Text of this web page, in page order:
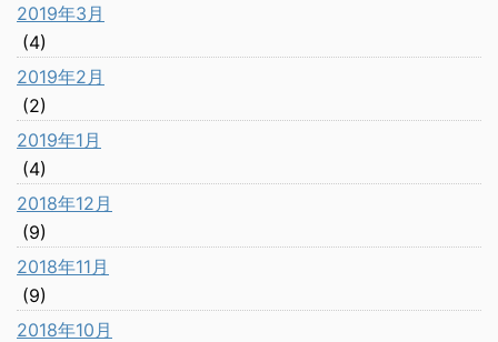
2019年3月
(4)
2019年2月
(2)
2019年1月
(4)
2018年12月
(9)
2018年11月
(9)
2018年10月